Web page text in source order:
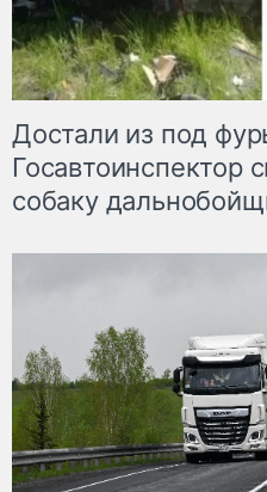
Достали из под
Госавтоинспектор
собаку